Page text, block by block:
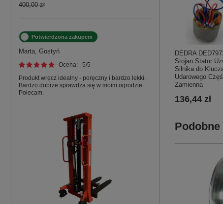
400,00 zł
Potwierdzona zakupem
Marta, Gostyń
Ocena: 5/5
Produkt wręcz idealny - poręczny i bardzo lekki.
Bardzo dobrze sprawdza się w moim ogrodzie.
Polecam.
DEDRA
Stojan Stator
Silnika do
Udarowego
Zamienna
136,44 zł
Podobne